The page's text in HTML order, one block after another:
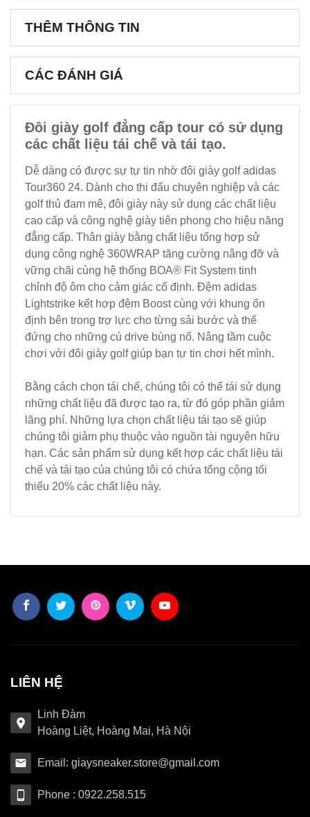
THÊM THÔNG TIN
CÁC ĐÁNH GIÁ
Đôi giày golf đẳng cấp tour có sử dụng
các chất liệu tái chế và tái tạo.
Dễ dàng có được sự tự tin nhờ đôi giày golf adidas
Tour360 24. Dành cho thi đấu chuyên nghiệp và các
golf thủ đam mê, đôi giày này sử dụng các chất liệu
cao cấp và công nghệ giày tiên phong cho hiệu năng
đẳng cấp. Thân giày bằng chất liệu tổng hợp sử
dụng công nghệ 360WRAP tăng cường nâng đỡ và
vững chãi cùng hệ thống BOA® Fit System tinh
chỉnh độ ôm cho cảm giác cố định. Đệm adidas
Lightstrike kết hợp đệm Boost cùng với khung ổn
định bên trong trợ lực cho từng sải bước và thế
đứng cho những cú drive bùng nổ. Nâng tầm cuộc
chơi với đôi giày golf giúp bạn tự tin chơi hết mình.
Bằng cách chọn tái chế, chúng tôi có thể tái sử dụng
những chất liệu đã được tạo ra, từ đó góp phần giảm
lãng phí. Những lựa chọn chất liệu tái tạo sẽ giúp
chúng tôi giảm phụ thuộc vào nguồn tài nguyên hữu
hạn. Các sản phẩm sử dụng kết hợp các chất liệu tái
chế và tái tạo của chúng tôi có chứa tổng cộng tối
thiểu 20% các chất liệu này.
LIÊN HỆ
Linh Đàm
Hoàng Liệt, Hoàng Mai, Hà Nội
Email: giaysneaker.store@gmail.com
Phone : 0922.258.515